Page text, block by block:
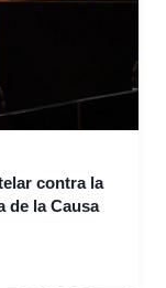
contra la
de la Causa